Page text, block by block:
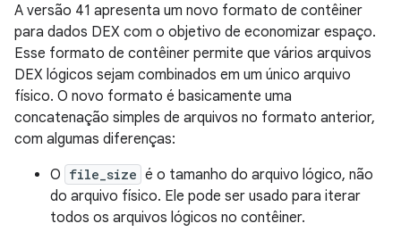
A versão 41 apresenta um novo formato de contêiner
para dados DEX com o objetivo de economizar espaço.
Esse formato de contêiner permite que vários arquivos
DEX lógicos sejam combinados em um único arquivo
físico. O novo formato é basicamente uma
concatenação simples de arquivos no formato anterior,
com algumas diferenças:
O file_size é o tamanho do arquivo lógico, não
do arquivo físico. Ele pode ser usado para iterar
todos os arquivos lógicos no contêiner.